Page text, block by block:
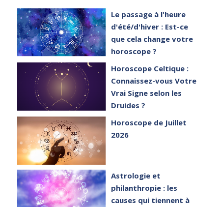
Le passage à l'heure
d'été/d'hiver : Est-ce
que cela change votre
horoscope ?
Horoscope Celtique :
Connaissez-vous Votre
Vrai Signe selon les
Druides ?
Horoscope de Juillet
2026
Astrologie et
philanthropie : les
causes qui tiennent à